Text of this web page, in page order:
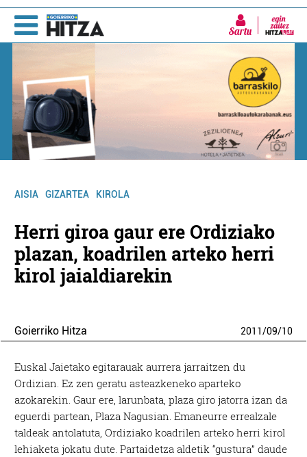
Sartu
AISIA GIZARTEA KIROLA
Herri giroa gaur ere Ordiziako
plazan, koadrilen arteko herri
kirol jaialdiarekin
Goierriko Hitza 2011/09/10
Euskal Jaietako egitarauak aurrera jarraitzen du
Ordizian. Ez zen geratu asteazkeneko aparteko
azokarekin. Gaur ere, larunbata, plaza giro jatorra izan da
eguerdi partean, Plaza Nagusian. Emaneurre errealzale
taldeak antolatuta, Ordiziako koadrilen arteko herri kirol
lehiaketa jokatu dute. Partaidetza aldetik “gustura” daude